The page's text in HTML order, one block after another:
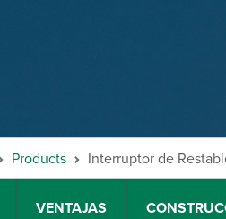
Products Interruptor de
VENTAJAS